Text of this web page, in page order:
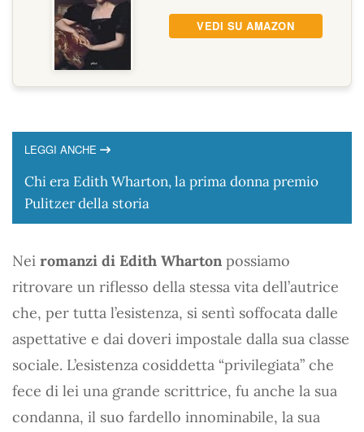
VEDI SU AMAZON
LEGGI ANCHE
Chi era Edith Wharton, la prima donna premio
Pulitzer della storia
Nei romanzi di Edith Wharton possiamo
ritrovare un riflesso della stessa vita dell’autrice
che, per tutta l’esistenza, si sentì soffocata dalle
aspettative e dai doveri impostale dalla sua classe
sociale. L’esistenza cosiddetta “privilegiata” che
fece di lei una grande scrittrice, fu anche la sua
condanna, il suo fardello innominabile, la sua